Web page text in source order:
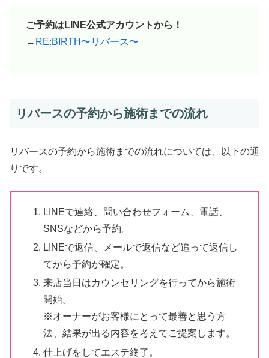
ご予約はLINE公式アカウントから！
→ RE:BIRTH〜リバース〜
リバースの予約から施術までの流れ
リバースの予約から施術までの流れについては、以下の通
りです。
LINEで連絡、問い合わせフォーム、電話、
SNSなどから予約。
LINEで返信、メールで返信など追って返信し
てから予約が確定。
来店当日はカウンセリングを行ってから施術
開始。
※オーナーがお客様にとって最善と思う方
法、結果が出る内容を考えてご提案します。
仕上げをしてエステ終了。